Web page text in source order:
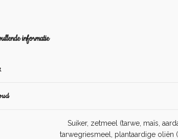
informatie
Suiker, zetmeel (tarwe, maïs,
tarwegriesmeel, plantaardige oliën